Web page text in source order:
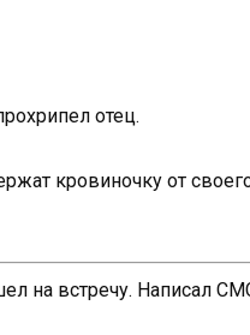
отец.
кровиночку от
на встречу. Написал